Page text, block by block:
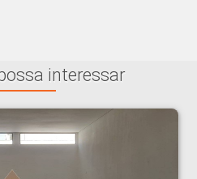
interessar